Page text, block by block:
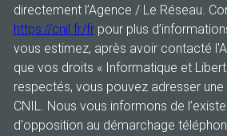
directement l’Agence / Le Réseau.
https://cnil.fr/fr pour plus
vous estimez, après avoir contacté
que vos droits « Informatique et
respectés, vous pouvez adresser
CNIL. Nous vous informons de
d'opposition au démarchage